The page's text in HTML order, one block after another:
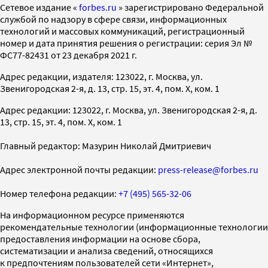
Cетевое издание « forbes.ru » зарегистрировано Федеральной
службой по надзору в сфере связи, информационных
технологий и массовых коммуникаций, регистрационный
номер и дата принятия решения о регистрации: серия Эл №
ФС77-82431 от 23 декабря 2021 г.
Адрес редакции, издателя: 123022, г. Москва, ул.
Звенигородская 2-я, д. 13, стр. 15, эт. 4, пом. X, ком. 1
Адрес редакции: 123022, г. Москва, ул. Звенигородская 2-я, д.
13, стр. 15, эт. 4, пом. X, ком. 1
Главный редактор: Мазурин Николай Дмитриевич
Адрес электронной почты редакции: press-release@forbes.ru
Номер телефона редакции: +7 (495) 565-32-06
На информационном ресурсе применяются
рекомендательные технологии (информационные технологии
предоставления информации на основе сбора,
систематизации и анализа сведений, относящихся
к предпочтениям пользователей сети «Интернет»,